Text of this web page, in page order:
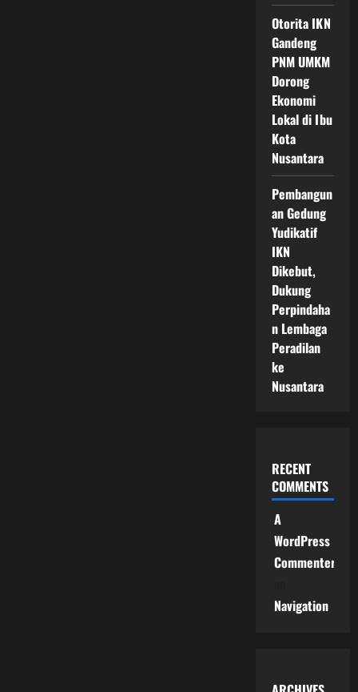
Otorita IKN
Gandeng
PNM UMKM
Dorong
Ekonomi
Lokal di Ibu
Kota
Nusantara
Pembangun
an Gedung
Yudikatif
IKN
Dikebut,
Dukung
Perpindaha
n Lembaga
Peradilan
ke
Nusantara
RECENT
COMMENTS
A
WordPress
Commenter
Navigation